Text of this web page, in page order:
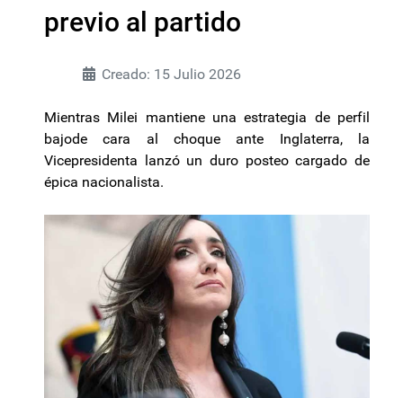
previo al partido
Creado: 15 Julio 2026
Mientras Milei mantiene una estrategia de perfil
bajode cara al choque ante Inglaterra, la
Vicepresidenta lanzó un duro posteo cargado de
épica nacionalista.